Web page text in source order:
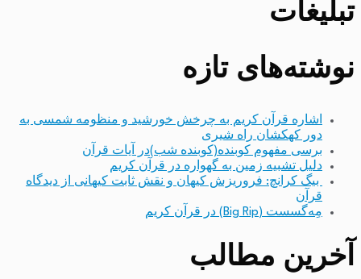
تبلیغات
نوشته‌های تازه
اشاره قرآن کریم به چرخش خورشید و منظومه شمسی به
دور کهکشان راه شیری
برسی مفهوم کوبنده(کوبنده شب)در آیات قرآن
دلیل تشبیه زمین به گهواره در قرآن کریم
بیگ کرانچ: فروریزش کیهان و نقش ثابت کیهانی از دیدگاه
قرآن
مِه‌گسست (Big Rip) در قرآن کریم
آخرین مطالب